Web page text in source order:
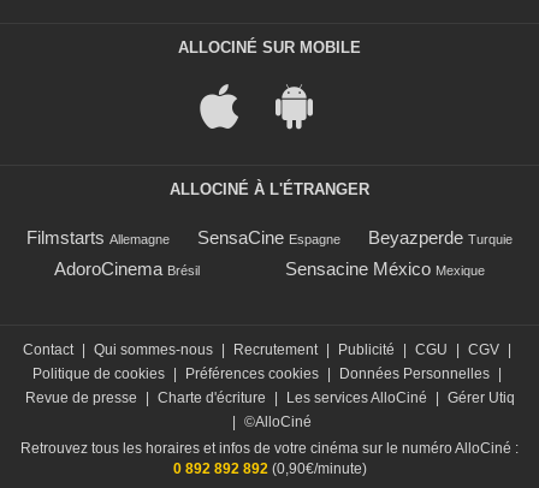
ALLOCINÉ SUR MOBILE
ALLOCINÉ À L'ÉTRANGER
Filmstarts Allemagne SensaCine Espagne Beyazperde Turquie
AdoroCinema Brésil Sensacine México Mexique
Contact | Qui sommes-nous | Recrutement | Publicité | CGU | CGV |
Politique de cookies | Préférences cookies | Données Personnelles |
Revue de presse
| Charte d'écriture | Les services AlloCiné | Gérer Utiq
| ©AlloCiné
Retrouvez tous les horaires et infos de votre cinéma sur le numéro AlloCiné :
0 892 892 892(0,90€/minute)